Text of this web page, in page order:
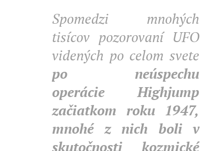
Spomedzi mnohých
tisícov pozorovaní UFO
videných po celom svete
po neúspechu
operácie Highjump
začiatkom roku 1947,
mnohé z nich boli v
skutočnosti kozmické